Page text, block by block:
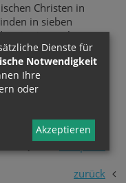
Christen in
in sieben
ist Apostel
Seelsorger, sein
Pfützner ist
sowie Teile der
zurück
Dienste für
Notwendigkeit
Ihre
oder
Akzeptieren